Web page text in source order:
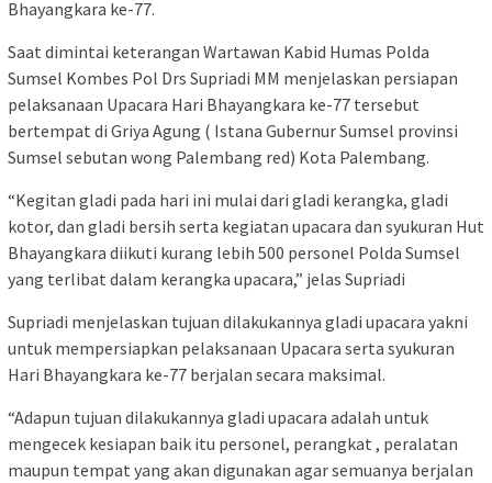
Bhayangkara ke-77.
Saat dimintai keterangan Wartawan Kabid Humas Polda
Sumsel Kombes Pol Drs Supriadi MM menjelaskan persiapan
pelaksanaan Upacara Hari Bhayangkara ke-77 tersebut
bertempat di Griya Agung ( Istana Gubernur Sumsel provinsi
Sumsel sebutan wong Palembang red) Kota Palembang.
“Kegitan gladi pada hari ini mulai dari gladi kerangka, gladi
kotor, dan gladi bersih serta kegiatan upacara dan syukuran Hut
Bhayangkara diikuti kurang lebih 500 personel Polda Sumsel
yang terlibat dalam kerangka upacara,” jelas Supriadi
Supriadi menjelaskan tujuan dilakukannya gladi upacara yakni
untuk mempersiapkan pelaksanaan Upacara serta syukuran
Hari Bhayangkara ke-77 berjalan secara maksimal.
“Adapun tujuan dilakukannya gladi upacara adalah untuk
mengecek kesiapan baik itu personel, perangkat , peralatan
maupun tempat yang akan digunakan agar semuanya berjalan